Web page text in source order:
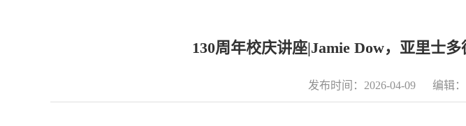
130周年校庆讲座|Jamie Dow，亚里士
发布时间：2026-04-09 编辑